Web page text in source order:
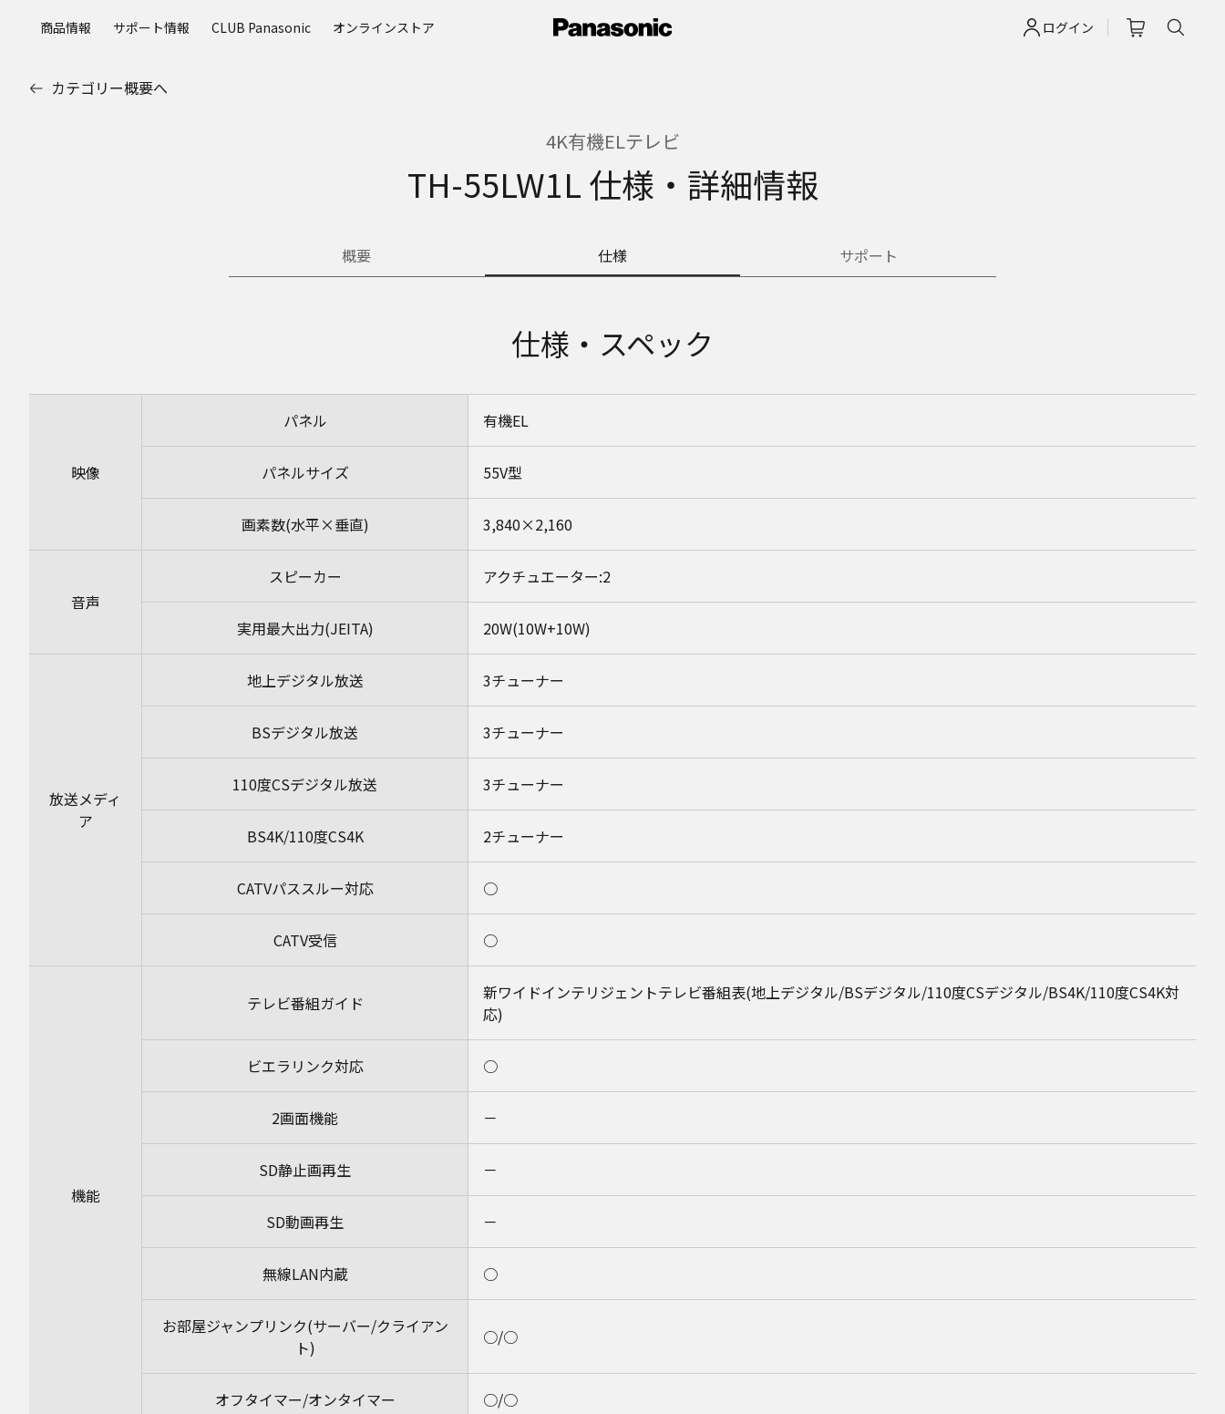
ログイン
商品情報 サポート情報 CLUB Panasonic オンラインストア
カテゴリー概要へ
4K有機ELテレビ
TH-55LW1L 仕様・詳細情報
概要 仕様 サポート
仕様・スペック
映像
パネル 有機EL
パネルサイズ 55V型
画素数(水平×垂直) 3,840×2,160
音声
スピーカー アクチュエーター:2
実用最大出力(JEITA) 20W(10W+10W)
放送メディ
ア
地上デジタル放送 3チューナー
BSデジタル放送 3チューナー
110度CSデジタル放送 3チューナー
BS4K/110度CS4K 2チューナー
CATVパススルー対応 ○
CATV受信 ○
機能
テレビ番組ガイド
新ワイドインテリジェントテレビ番組表(地上デジタル/BSデジタル/110度CSデジタル/BS4K/110度CS4K対
応)
ビエラリンク対応 ○
2画面機能 －
SD静止画再生 －
SD動画再生 －
無線LAN内蔵 ○
お部屋ジャンプリンク(サーバー/クライアン
ト)
○/○
オフタイマー/オンタイマー ○/○